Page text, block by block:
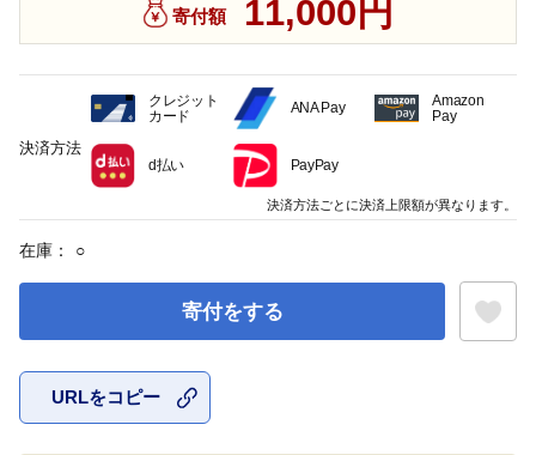
寄付額 11,000円
在庫： ○
寄付をする
URLをコピー
決済方法
クレジット
カード
ANA Pay
Amazon
Pay
d払い PayPay
決済方法ごとに決済上限額が異なります。